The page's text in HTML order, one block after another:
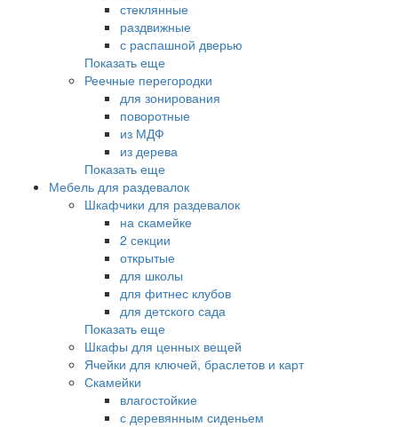
стеклянные
раздвижные
с распашной дверью
Показать еще
Реечные перегородки
для зонирования
поворотные
из МДФ
из дерева
Показать еще
Мебель для раздевалок
Шкафчики для раздевалок
на скамейке
2 секции
открытые
для школы
для фитнес клубов
для детского сада
Показать еще
Шкафы для ценных вещей
Ячейки для ключей, браслетов и карт
Скамейки
влагостойкие
с деревянным сиденьем